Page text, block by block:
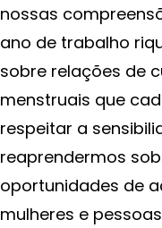
nossas
ano de trabalho
sobre relações de
menstruais que
respeitar a
reaprendermos
oportunidades de
mulheres e